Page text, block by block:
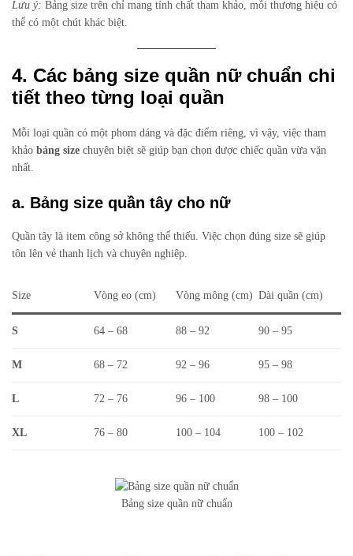
Lưu ý: Bảng size trên chỉ mang tính chất tham khảo, mỗi thương hiệu có
thể có một chút khác biệt.
4. Các bảng size quần nữ chuẩn chi
tiết theo từng loại quần
Mỗi loại quần có một phom dáng và đặc điểm riêng, vì vậy, việc tham
khảo bảng size chuyên biệt sẽ giúp bạn chọn được chiếc quần vừa vặn
nhất.
a. Bảng size quần tây cho nữ
Quần tây là item công sở không thể thiếu. Việc chọn đúng size sẽ giúp
tôn lên vẻ thanh lịch và chuyên nghiệp.
Size Vòng eo (cm) Vòng mông (cm) Dài quần (cm)
S 64 – 68 88 – 92 90 – 95
M 68 – 72 92 – 96 95 – 98
L 72 – 76 96 – 100 98 – 100
XL 76 – 80 100 – 104 100 – 102
Bảng size quần nữ chuẩn